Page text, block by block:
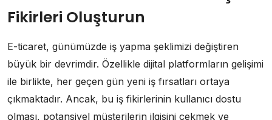
Fikirleri Oluşturun
E-ticaret, günümüzde iş yapma şeklimizi değiştiren
büyük bir devrimdir. Özellikle dijital platformların gelişimi
ile birlikte, her geçen gün yeni iş fırsatları ortaya
çıkmaktadır. Ancak, bu iş fikirlerinin kullanıcı dostu
olması, potansiyel müşterilerin ilgisini çekmek ve